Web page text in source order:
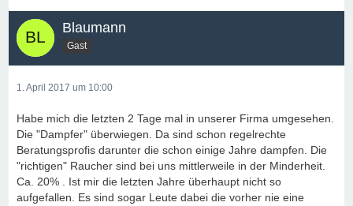
Blaumann
Gast
1. April 2017 um 10:00
Habe mich die letzten 2 Tage mal in unserer Firma umgesehen.
Die "Dampfer" überwiegen. Da sind schon regelrechte
Beratungsprofis darunter die schon einige Jahre dampfen. Die
"richtigen" Raucher sind bei uns mittlerweile in der Minderheit.
Ca. 20% . Ist mir die letzten Jahre überhaupt nicht so
aufgefallen. Es sind sogar Leute dabei die vorher nie eine